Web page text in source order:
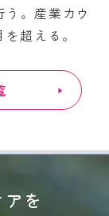
う。産業カウ
超える。
を